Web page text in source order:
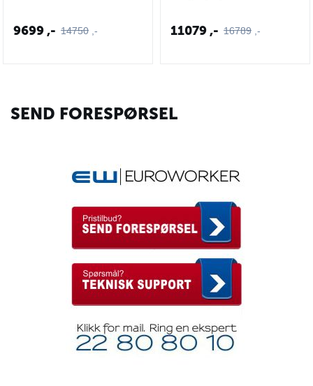
14750 ,-
9699,- 16789 ,-
11079,-
SEND FORESPØRSEL